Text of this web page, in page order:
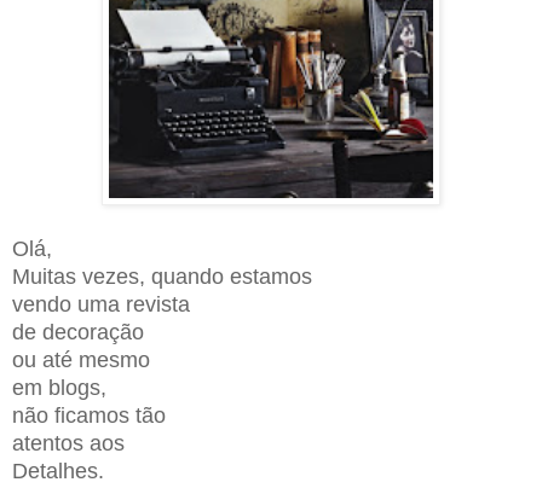
Olá,
Muitas vezes, quando estamos
vendo uma revista
de decoração
ou até mesmo
em blogs,
não ficamos tão
atentos aos
Detalhes.